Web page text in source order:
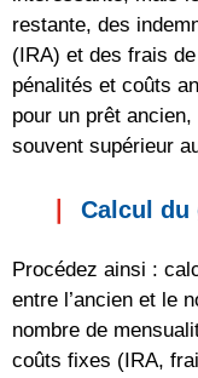
restante, des
(IRA) et des frais
pénalités et coûts
pour un prêt
souvent supérieur
Calcul du
Procédez ainsi :
entre l’ancien et le
nombre de
coûts fixes (IRA,